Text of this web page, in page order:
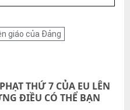
giáo của Đảng
THỨ 7 CỦA EU LÊN
ĐIỀU CÓ THỂ BẠN